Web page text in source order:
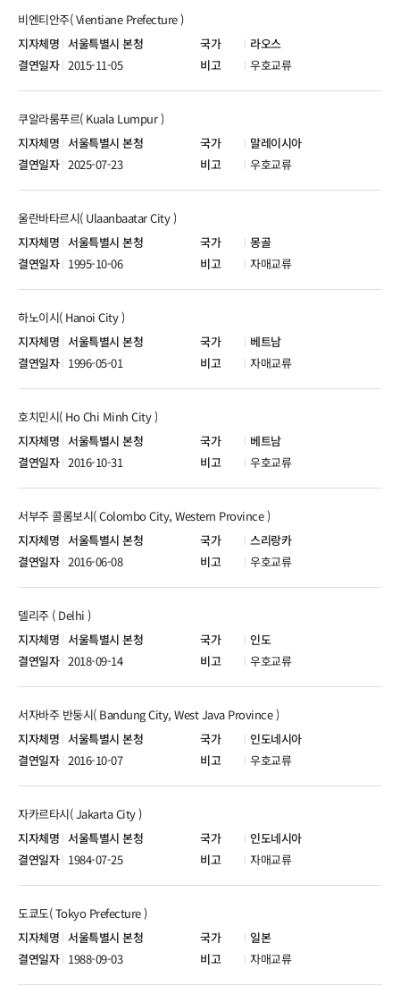
서울특별시 본청 라오스
비엔티안주( Vientiane Prefecture )
2015-11-05 우호교류
서울특별시 본청 말레이시아
쿠알라룸푸르( Kuala Lumpur )
2025-07-23 우호교류
서울특별시 본청 몽골
울란바타르시( Ulaanbaatar City )
1995-10-06 자매교류
서울특별시 본청 베트남
하노이시( Hanoi City )
1996-05-01 자매교류
서울특별시 본청 베트남
호치민시( Ho Chi Minh City )
2016-10-31 우호교류
서울특별시 본청 스리랑카
서부주 콜롬보시( Colombo City, Western Province )
2016-06-08 우호교류
서울특별시 본청 인도
델리주 ( Delhi )
2018-09-14 우호교류
서울특별시 본청 인도네시아
서자바주 반둥시( Bandung City, West Java Province )
2016-10-07 우호교류
서울특별시 본청 인도네시아
자카르타시( Jakarta City )
1984-07-25 자매교류
서울특별시 본청 일본
도쿄도( Tokyo Prefecture )
1988-09-03 자매교류